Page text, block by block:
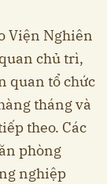
Viện Nghiên
chủ trì,
quan tổ chức
tháng và
theo. Các
phòng
nghiệp